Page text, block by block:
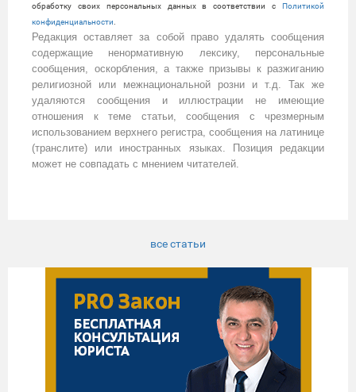
обработку своих персональных данных в соответствии с Политикой
конфиденциальности
Редакция оставляет за собой право удалять сообщения
содержащие ненормативную лексику, персональные
сообщения, оскорбления, а также призывы к разжиганию
религиозной или межнациональной розни и т.д. Так же
удаляются сообщения и иллюстрации не имеющие
отношения к теме статьи, сообщения с чрезмерным
использованием верхнего регистра, сообщения на латинице
(транслите) или иностранных языках. Позиция редакции
может не совпадать с мнением читателей.
все статьи